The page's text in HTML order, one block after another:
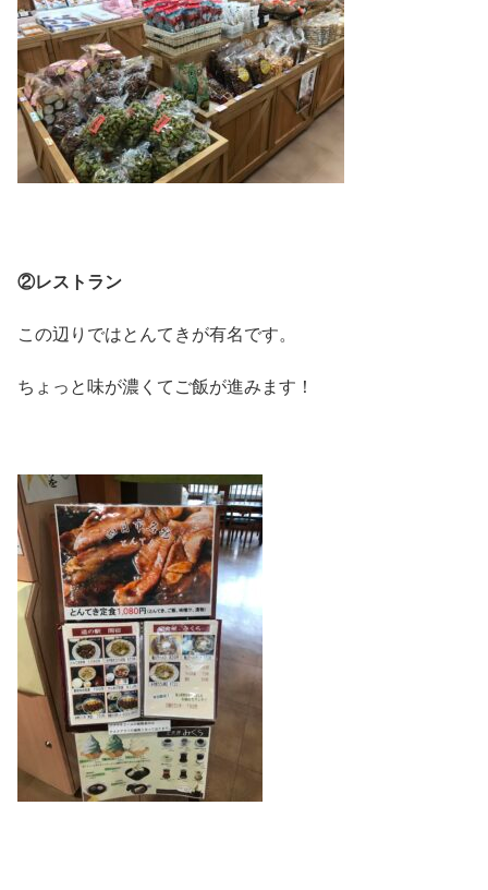
②レストラン
この辺りではとんてきが有名です。
ちょっと味が濃くてご飯が進みます！